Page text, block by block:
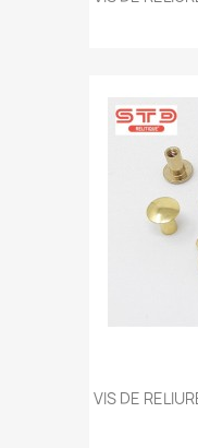
VIS DE